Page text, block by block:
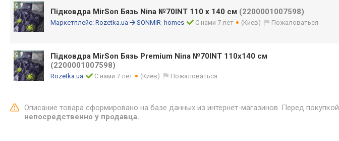
Підковдра MirSon Бязь Nina №70INT 110 x 140 см (2200001007598)
Маркетплейс: Rozetka.ua SONMIR_homes С нами 7 лет (Киев) Пожаловаться
Підковдра MirSon Бязь Premium Nina №70INT 110х140 см
(2200001007598)
Rozetka.ua С нами 7 лет (Киев) Пожаловаться
Описание товара сформировано на базе данных из интернет-магазинов. Перед покупкой
непосредственно у продавца.